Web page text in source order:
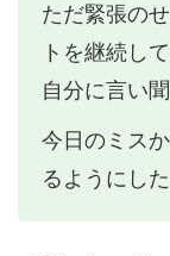
ただ緊張の
トを継続し
自分に言い
今日のミス
るようにした